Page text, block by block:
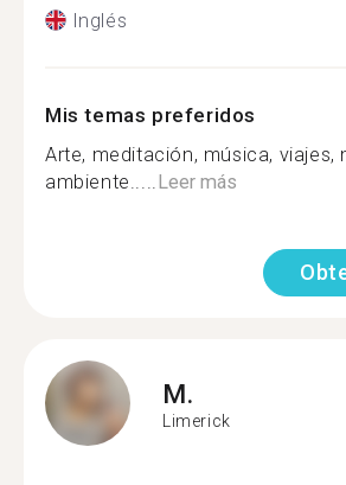
Inglés
Mis temas preferidos
Arte, meditación, música, viajes,
ambiente..... Leer más
M.
Limerick